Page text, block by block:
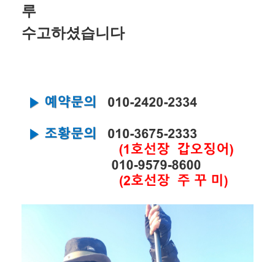
루
수고하셨습니다